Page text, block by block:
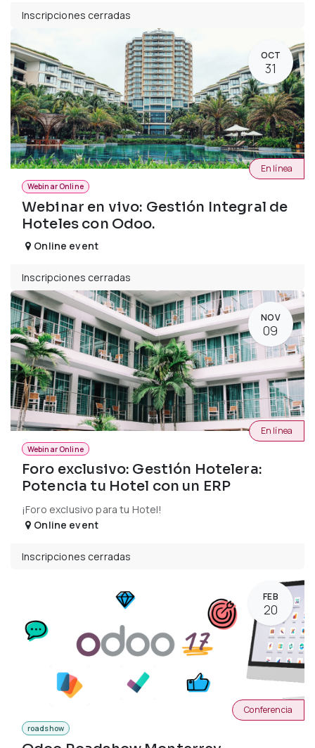
Inscripciones cerradas
OCT
31
Webinar Online
Webinar en vivo: Gestión Integral de
Hoteles con Odoo.
En línea
Online event
Inscripciones cerradas
NOV
09
Webinar Online
Foro exclusivo: Gestión Hotelera:
Potencia tu Hotel con un ERP
¡Foro exclusivo para tu Hotel!
En línea
Online event
Inscripciones cerradas
FEB
20
roadshow
Conferencia